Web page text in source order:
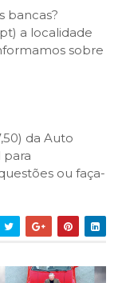
bancas?
a localidade
sobre
da Auto
para
ou faça-